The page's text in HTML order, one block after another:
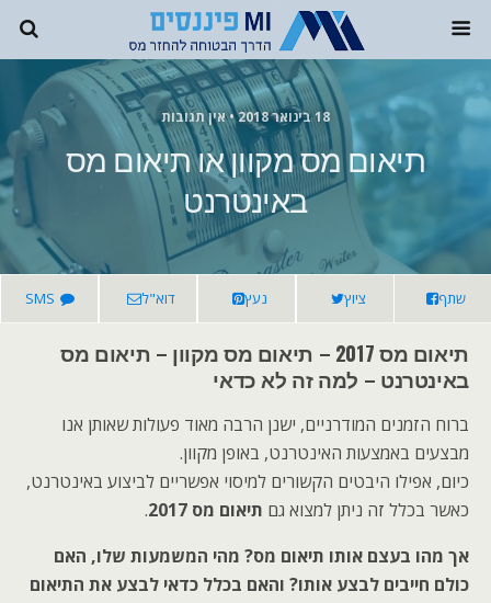
18 בינואר 2018 • אין תגובות
תיאום מס מקוון או תיאום מס
באינטרנט
שתף ציוץ נעץ דוא"ל SMS
תיאום מס 2017 – תיאום מס מקוון – תיאום מס
באינטרנט – למה זה לא כדאי
ברוח הזמנים המודרניים, ישנן הרבה מאוד פעולות שאותן אנו
מבצעים באמצעות האינטרנט, באופן מקוון.
כיום, אפילו היבטים הקשורים למיסוי אפשריים לביצוע באינטרנט,
כאשר בכלל זה ניתן למצוא גם תיאום מס 2017
.
אך מהו בעצם אותו תיאום מס? מהי המשמעות שלו, האם
כולם חייבים לבצע אותו? והאם בכלל כדאי לבצע את התיאום